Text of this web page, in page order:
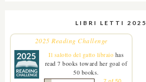
LIBRI LETTI 2025
2025 Reading Challenge
Il salotto del gatto libraio has
read 7 books toward her goal of
50 books.